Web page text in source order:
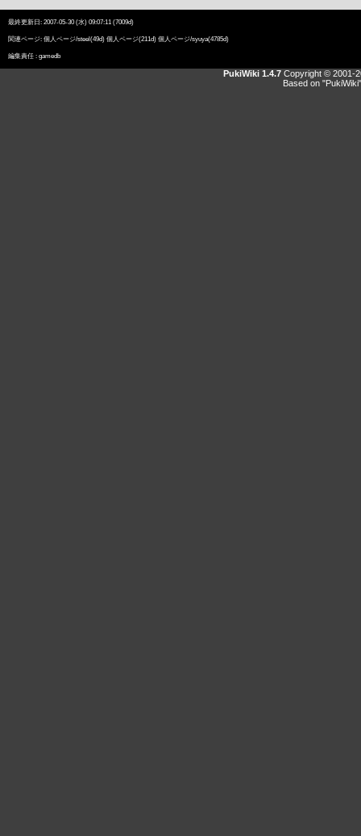
最終更新日: 2007-05-30 (水) 09:07:11 (7009d)
関連ページ: 個人ページ/steel(49d) 個人ページ(211d) 個人ページ/syuya(4785d)
編集責任 : gamedb
PukiWiki 1.4.7 Copyright © 2001-
Based on